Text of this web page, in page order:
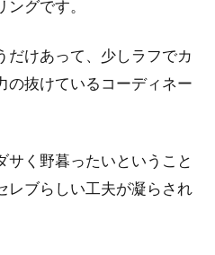
はトップスで決まる？！可
やガーリーといった可愛いファッシ
手は、「トップス」です。第一印象
グです。
だけあって、少しラフでカ
の抜けているコーディネー
サく野暮ったいということ
レブらしい工夫が凝らされ